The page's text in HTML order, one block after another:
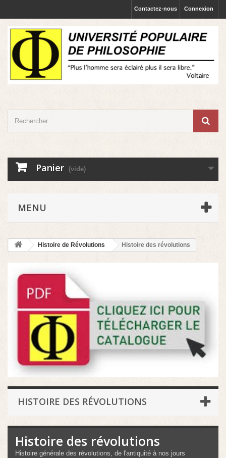
Connexion
Contactez-nous
Panier (vide)
MENU
Histoire de Révolutions Histoire des révolutions
HISTOIRE DES RÉVOLUTIONS
Histoire des révolutions
Histoire générale des révolutions, de l'antiquité à nos jours